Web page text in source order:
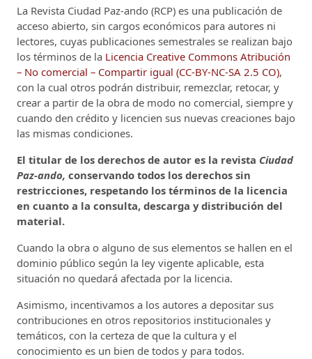
La Revista Ciudad Paz-ando (RCP) es una publicación de
acceso abierto, sin cargos económicos para autores ni
lectores, cuyas publicaciones semestrales se realizan bajo
los términos de la Licencia Creative Commons Atribución
– No comercial – Compartir igual (CC-BY-NC-SA 2.5 CO),
con la cual otros podrán distribuir, remezclar, retocar, y
crear a partir de la obra de modo no comercial, siempre y
cuando den crédito y licencien sus nuevas creaciones bajo
las mismas condiciones.
El titular de los derechos de autor es la revista Ciudad
Paz-ando, conservando todos los derechos sin
restricciones, respetando los términos de la licencia
en cuanto a la consulta, descarga y distribución del
material.
Cuando la obra o alguno de sus elementos se hallen en el
dominio público según la ley vigente aplicable, esta
situación no quedará afectada por la licencia.
Asimismo, incentivamos a los autores a depositar sus
contribuciones en otros repositorios institucionales y
temáticos, con la certeza de que la cultura y el
conocimiento es un bien de todos y para todos.